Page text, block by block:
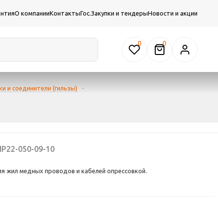
О компанииКонтактыГос.Закупки и тендерыНовости и акции
0
и соединители (гильзы)
-
050-09-10
жил медных проводов и кабелей опрессовкой.